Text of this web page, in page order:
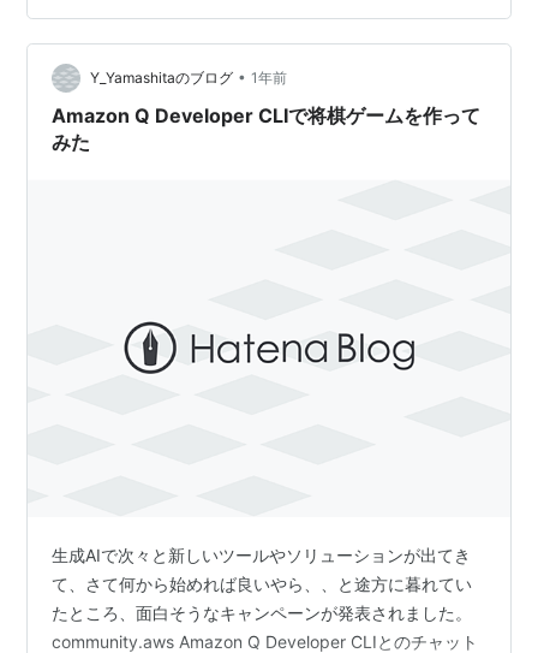
なタイピングゲームを作成してみました。この記事で
は、ゲームの概要や開発過程についてご紹介します。
aws.amazon.com 作成したゲーム 今回作成したタイピン
グゲームがこちらになります。 実行環境 本稿で…
Y_Yamashitaのブログ • 1年前
Amazon Q Developer CLIで将棋ゲームを作って
みた
生成AIで次々と新しいツールやソリューションが出てき
て、さて何から始めれば良いやら、、と途方に暮れてい
たところ、面白そうなキャンペーンが発表されました。
community.aws Amazon Q Developer CLIとのチャット